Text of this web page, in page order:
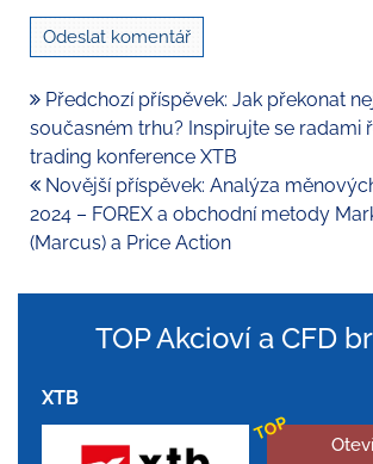
Předchozí příspěvek: Jak překonat
současném trhu? Inspirujte se radami
trading konference XTB
Novější příspěvek: Analýza
2024 – FOREX a obchodní metody
(Marcus) a Price Action
TOP Akcioví a CFD
XTB
TOP